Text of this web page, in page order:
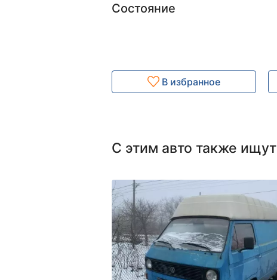
Состояние
В избранное
С этим авто также ищут